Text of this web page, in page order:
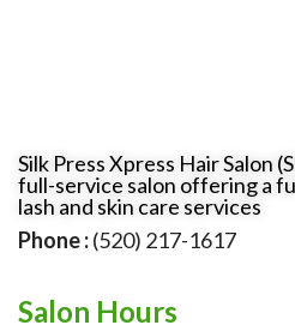
Silk Press Xpress Hair Salon
full-service salon offering a
lash and skin care services
Phone :(520) 217-1617
Salon Hours